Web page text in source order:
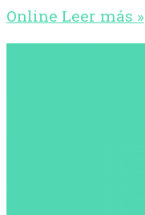
Online Leer más »